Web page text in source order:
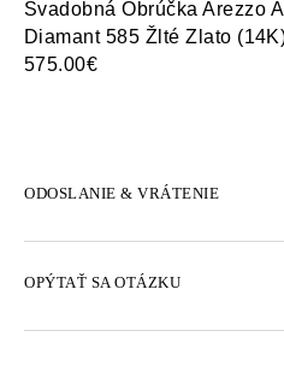
Svadobná Obrúčka Arezzo
Diamant 585 Žlté Zlato
575.00€
ODOSLANIE & VRÁTENIE
K dispozícii sú aj možnosti
OPÝTAŤ SA OTÁZKU